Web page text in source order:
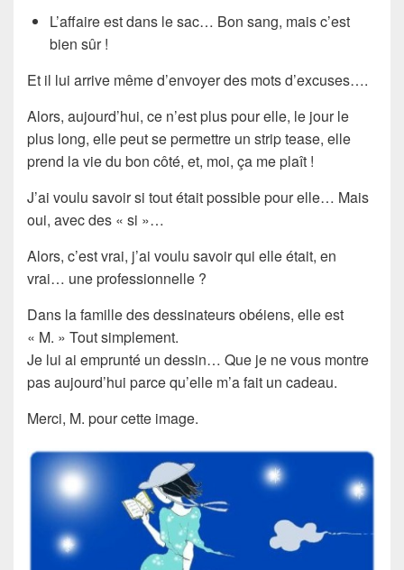
L’affaire est dans le sac… Bon sang, mais c’est
bien sûr !
Et il lui arrive même d’envoyer des mots d’excuses….
Alors, aujourd’hui, ce n’est plus pour elle, le jour le
plus long, elle peut se permettre un strip tease, elle
prend la vie du bon côté, et, moi, ça me plaît !
J’ai voulu savoir si tout était possible pour elle… Mais
oui, avec des « si »…
Alors, c’est vrai, j’ai voulu savoir qui elle était, en
vrai… une professionnelle ?
Dans la famille des dessinateurs obéiens, elle est
« M. » Tout simplement.
Je lui ai emprunté un dessin… Que je ne vous montre
pas aujourd’hui parce qu’elle m’a fait un cadeau.
Merci, M. pour cette image.